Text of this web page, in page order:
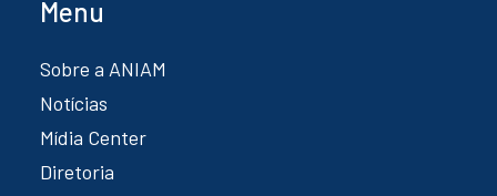
Menu
Sobre a ANIAM
Notícias
Mídia Center
Diretoria